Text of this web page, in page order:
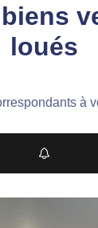
loués
à